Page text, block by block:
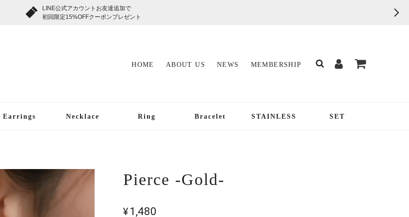
LINE公式アカウントお友達追加で
初回限定15%OFFクーポンプレゼント
HOME ABOUT US NEWS MEMBERSHIP
Earrings Necklace Ring Bracelet STAINLESS SET
Pierce -Gold-
¥1,480